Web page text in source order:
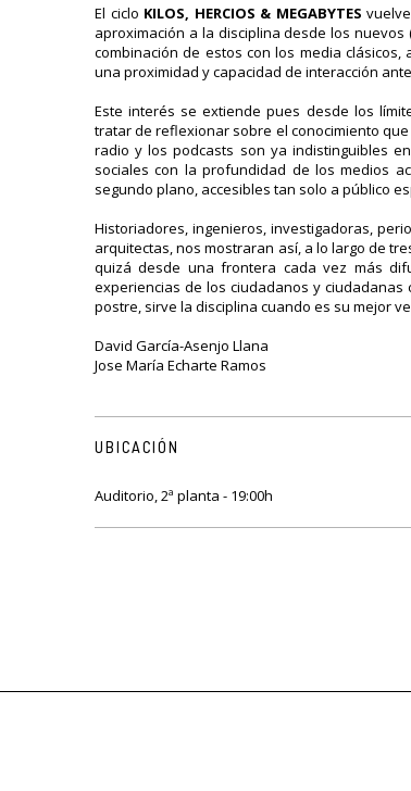
El ciclo KILOS, HERCIOS & MEGABYTES
aproximación a la disciplina desde los
combinación de estos con los media
una proximidad y capacidad de interacción
Este interés se extiende pues desde los
tratar de reflexionar sobre el conocimiento
radio y los podcasts son ya indistinguibles
sociales con la profundidad de los medios
segundo plano, accesibles tan solo a público
Historiadores, ingenieros, investigadoras,
arquitectas, nos mostraran así, a lo largo de
quizá desde una frontera cada vez más
experiencias de los ciudadanos y
postre, sirve la disciplina cuando es su mejor
David García-Asenjo Llana
Jose María Echarte Ramos
UBICACIÓN
Auditorio, 2ª planta - 19:00h